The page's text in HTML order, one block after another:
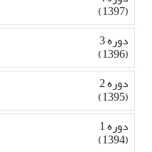
(1397)
دوره 3
(1396)
دوره 2
(1395)
دوره 1
(1394)